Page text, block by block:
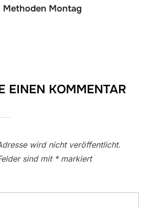
Methoden Montag
EINEN KOMMENTAR
wird nicht veröffentlicht.
sind mit *markiert